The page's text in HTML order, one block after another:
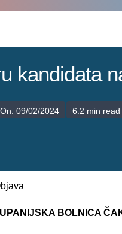
kandidata
09/02/2024 6.2 min read
BOLNICA